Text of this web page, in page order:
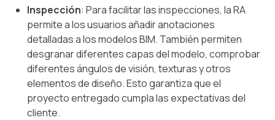
Inspección: Para facilitar las inspecciones, la RA
permite a los usuarios añadir anotaciones
detalladas a los modelos BIM. También permiten
desgranar diferentes capas del modelo, comprobar
diferentes ángulos de visión, texturas y otros
elementos de diseño. Esto garantiza que el
proyecto entregado cumpla las expectativas del
cliente.